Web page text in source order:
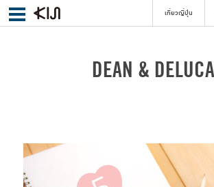
เที่ยวญี่ปุ่น
ค้นหา
DEAN & DELUCA